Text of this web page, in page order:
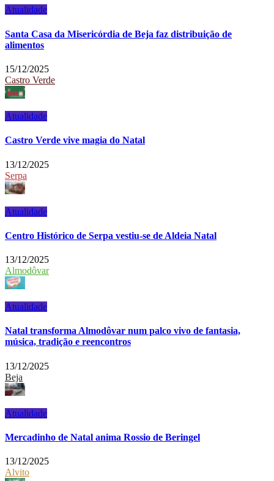
Atualidade
Santa Casa da Misericórdia de Beja faz distribuição de
alimentos
15/12/2025
Castro Verde
Atualidade
Castro Verde vive magia do Natal
13/12/2025
Serpa
Atualidade
Centro Histórico de Serpa vestiu-se de Aldeia Natal
13/12/2025
Almodôvar
Atualidade
Natal transforma Almodôvar num palco vivo de fantasia,
música, tradição e reencontros
13/12/2025
Beja
Atualidade
Mercadinho de Natal anima Rossio de Beringel
13/12/2025
Alvito